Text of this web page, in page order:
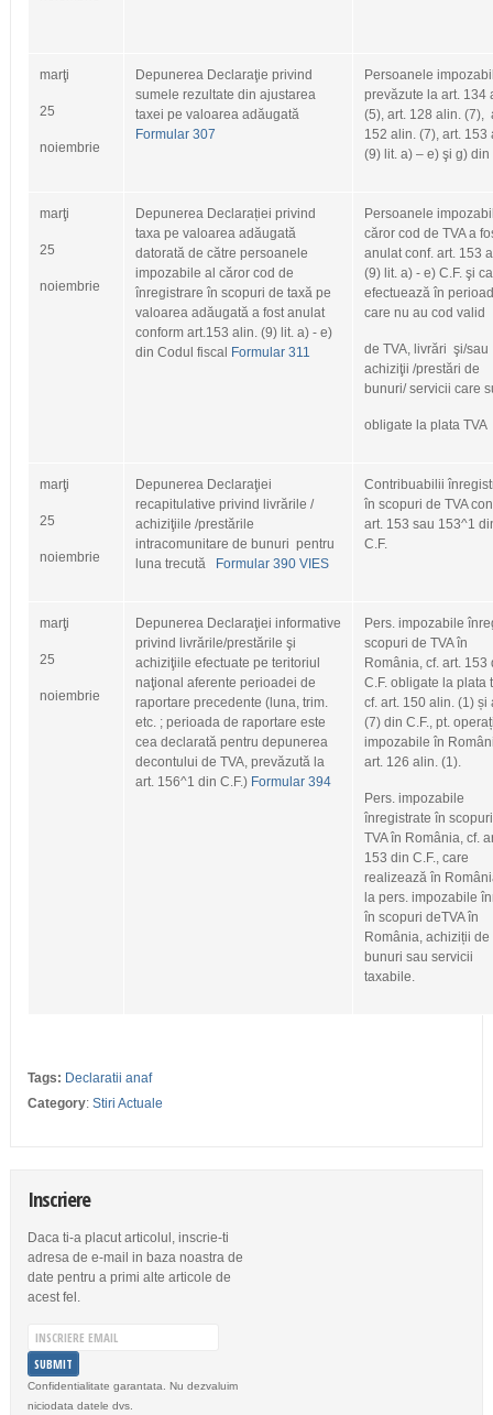
marţi
25
noiembrie
Depunerea Declaraţie privind
sumele rezultate din ajustarea
taxei pe valoarea adăugată
Formular 307
Persoanele
prevăzute la art. 134
(5), art. 128 alin. (7),
152 alin. (7), art. 153
(9) lit. a) – e) şi g) din
marţi
25
noiembrie
Depunerea Declarației privind
taxa pe valoarea adăugată
datorată de către persoanele
impozabile al căror cod de
înregistrare în scopuri de taxă pe
valoarea adăugată a fost anulat
conform art.153 alin. (9) lit. a) ‐ e)
din Codul fiscal Formular 311
Persoanele
căror cod de TVA a
anulat conf. art. 153
(9) lit. a) ‐ e) C.F. şi
efectuează în
care nu au cod valid
de TVA, livrări şi/sau
achiziţii /prestări de
bunuri/ servicii care
obligate la plata TVA
marţi
25
noiembrie
Depunerea Declaraţiei
recapitulative privind livrările /
achiziţiile /prestările
intracomunitare de bunuri pentru
luna trecută
Formular 390 VIES
Contribuabilii
în scopuri de TVA
art. 153 sau 153^1
C.F.
marţi
25
noiembrie
Depunerea Declaraţiei informative
privind livrările/prestările şi
achiziţiile efectuate pe teritoriul
naţional aferente perioadei de
raportare precedente (luna, trim.
etc. ; perioada de raportare este
cea declarată pentru depunerea
decontului de TVA, prevăzută la
art. 156^1 din C.F.) Formular 394
Pers. impozabile
scopuri de TVA în
România, cf. art. 153
C.F. obligate la plata
cf. art. 150 alin. (1) și
(7) din C.F., pt.
impozabile în
art. 126 alin. (1).
Pers. impozabile
înregistrate în
TVA în România, cf.
153 din C.F., care
realizează în
la pers. impozabile
în scopuri deTVA în
România, achiziții de
bunuri sau servicii
taxabile.
Tags: Declaratii anaf
Category: Stiri Actuale
Inscriere
Daca ti-a placut articolul, inscrie-ti
adresa de e-mail in baza noastra de
date pentru a primi alte articole de
acest fel.
Confidentialitate garantata. Nu dezvaluim
niciodata datele dvs.